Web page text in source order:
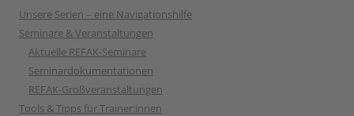
Unsere Serien – eine Navigationshilfe
Seminare & Veranstaltungen
Aktuelle REFAK-Seminare
Seminardokumentationen
REFAK-Großveranstaltungen
Tools & Tipps für Trainer:innen